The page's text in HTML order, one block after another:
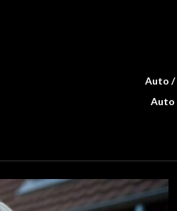
Auto /
Auto